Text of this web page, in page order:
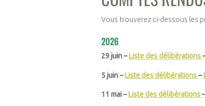
Vous trouverez ci-dessous les
2026
29 juin –Liste des délibérations
5 juin –Liste des délibérations–
11 mai –Liste des délibérations